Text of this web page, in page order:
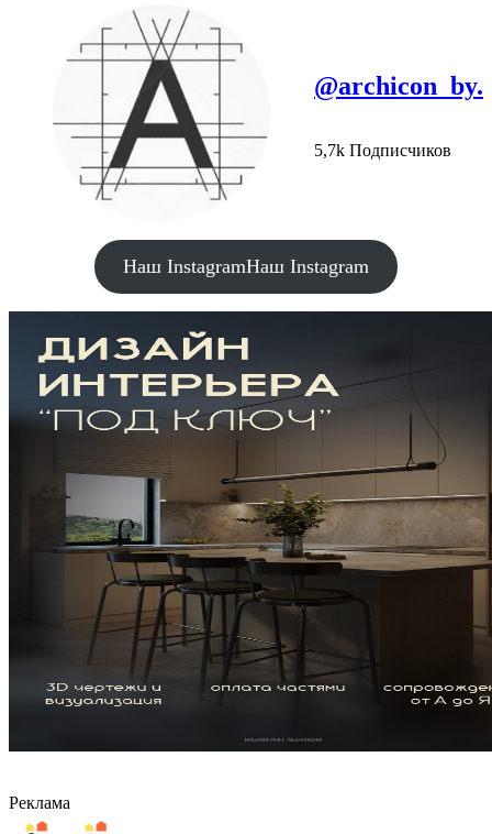
@archicon_by.
5,7k Подписчиков
Наш InstagramНаш Instagram
Реклама